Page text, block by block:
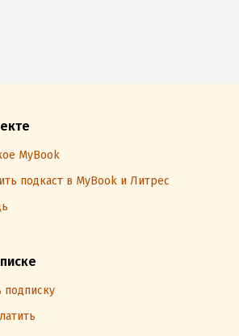
MyBook
подкаст в MyBook и Литрес
подписку